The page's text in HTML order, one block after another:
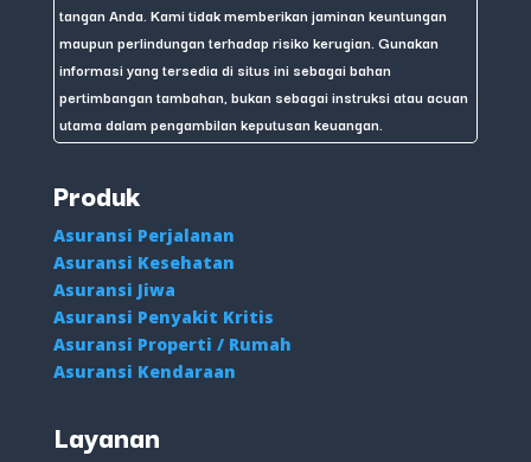
tangan Anda. Kami tidak memberikan jaminan keuntungan
maupun perlindungan terhadap risiko kerugian. Gunakan
informasi yang tersedia di situs ini sebagai bahan
pertimbangan tambahan, bukan sebagai instruksi atau acuan
utama dalam pengambilan keputusan keuangan.
Produk
Asuransi Perjalanan
Asuransi Kesehatan
Asuransi Jiwa
Asuransi Penyakit Kritis
Asuransi Properti / Rumah
Asuransi Kendaraan
Layanan